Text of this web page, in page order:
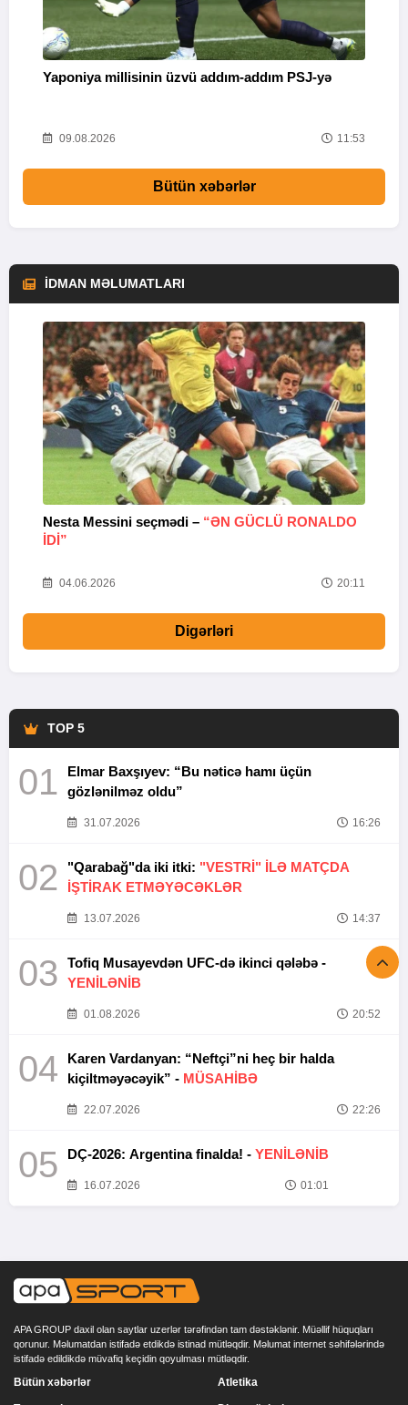
Yaponiya millisinin üzvü addım-addım PSJ-yə
09.08.2026 11:53
Bütün xəbərlər
İDMAN MƏLUMATLARI
Nesta Messini seçmədi – “ƏN GÜCLÜ RONALDO
IDI”
04.06.2026 20:11
Digərləri
TOP 5
01
Elmar Baxşıyev: “Bu nəticə hamı üçün
gözlənilməz oldu”
31.07.2026 16:26
02 "Qarabağ"da iki itki: "VESTRİ" İLƏ MATÇDA
İŞTİRAK ETMƏYƏCƏKLƏR
13.07.2026 14:37
03
Tofiq Musayevdən UFC-də ikinci qələbə -
YENİLƏNİB
01.08.2026 20:52
04
Karen Vardanyan: “Neftçi”ni heç bir halda
kiçiltməyəcəyik” - MÜSAHİBƏ
22.07.2026 22:26
05 DÇ-2026: Argentina finalda! - YENİLƏNİB
16.07.2026 01:01
APA GROUP daxil olan saytlar uzerlər tərəfindən tam dəstəklənir. Müəllif hüquqları
qorunur. Məlumatdan istifadə etdikdə istinad mütləqdir. Məlumat internet səhifələrində
istifadə edildikdə müvafiq keçidin qoyulması mütləqdir.
Bütün xəbərlər Atletika